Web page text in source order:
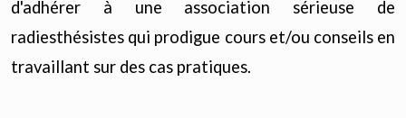
d'adhérer à une association sérieuse de
radiesthésistes qui prodigue cours et/ou conseils en
travaillant sur des cas pratiques.